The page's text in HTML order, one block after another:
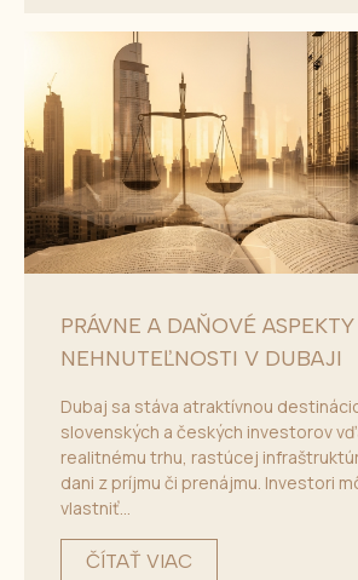
PRÁVNE A DAŇOVÉ
NEHNUTEĽNOSTI V DUBAJI
Dubaj sa stáva atraktívnou
slovenských a českých investorov
realitnému trhu, rastúcej
dani z príjmu či prenájmu. Investori
vlastniť...
ČÍTAŤ VIAC